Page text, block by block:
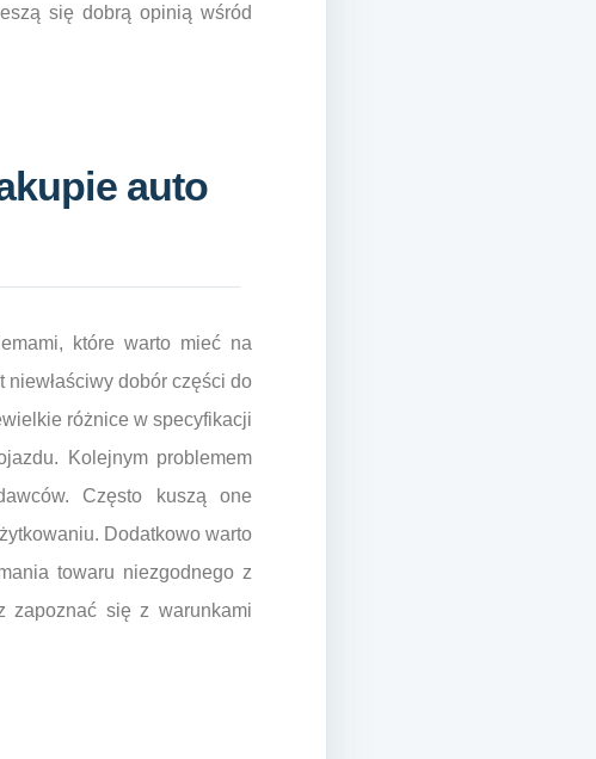
się dobrą opinią wśród
auto
które warto mieć na
dobór części do
różnice w specyfikacji
Kolejnym problemem
Często kuszą one
Dodatkowo warto
towaru niezgodnego z
zapoznać się z warunkami